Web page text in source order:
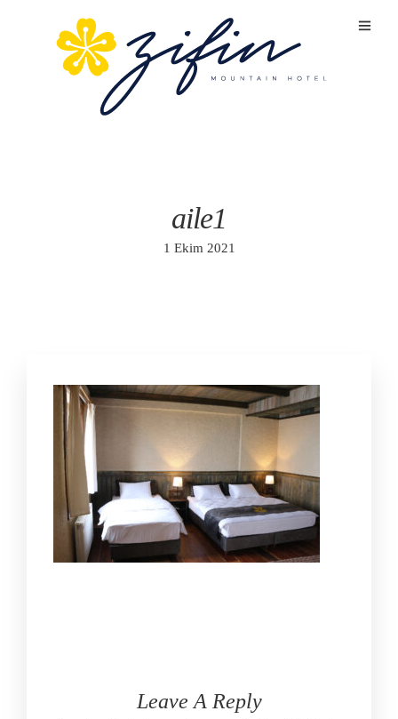
aile1
1 Ekim 2021
Leave A Reply